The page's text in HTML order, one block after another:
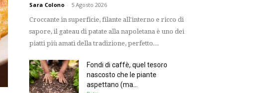
Sara Colono - 5 Agosto 2026
Croccante in superficie, filante all'interno e ricco di
sapore, il gateau di patate alla napoletana è uno dei
piatti più amati della tradizione, perfetto...
Fondi di caffè, quel tesoro
nascosto che le piante
aspettano (ma...